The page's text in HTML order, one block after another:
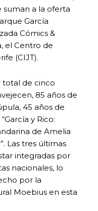
suman a la oferta
García
Cómics &
el Centro de
(CIJT).
total de cinco
85 años de
45 años de
y Rico:
de Amelia
Las tres últimas
integradas por
nacionales, lo
por la
Moebius en esta